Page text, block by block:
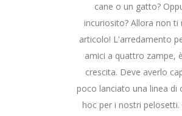
cane o un gatto?
incuriosito? Allora non
articolo! L'arredamento
amici a quattro zampe,
crescita. Deve averlo
poco lanciato una linea di
hoc per i nostri